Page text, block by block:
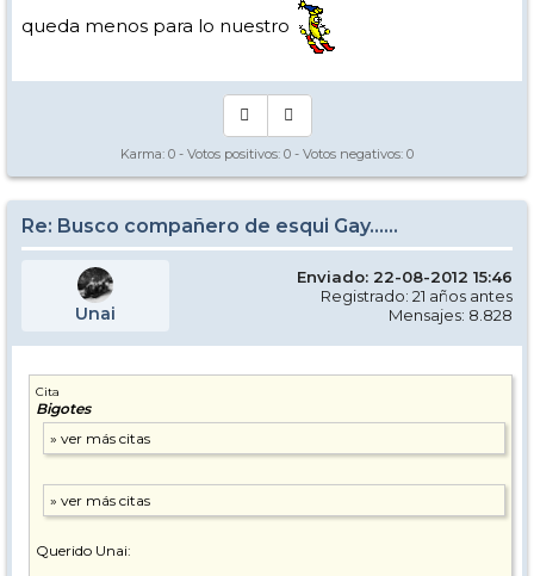
queda menos para lo nuestro
Karma: 0 - Votos positivos: 0 - Votos negativos: 0
Re: Busco compañero de esqui Gay......
Unai
Enviado: 22-08-2012 15:46
Registrado: 21 años antes
Mensajes: 8.828
Cita
Bigotes
Querido Unai: